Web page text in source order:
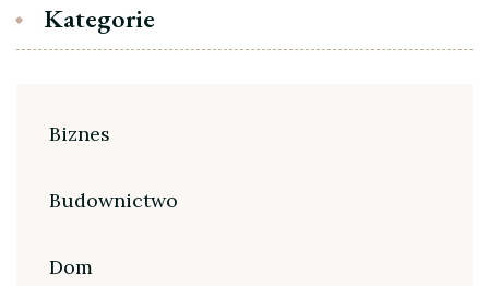
Kategorie
Biznes
Budownictwo
Dom